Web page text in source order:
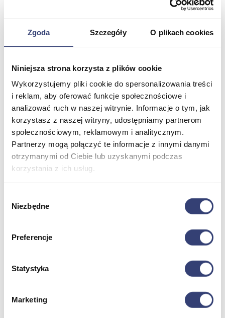
Zgoda Szczegóły O plikach cookies
Niniejsza strona korzysta z plików cookie
Wykorzystujemy pliki cookie do spersonalizowania treści
i reklam, aby oferować funkcje społecznościowe i
analizować ruch w naszej witrynie. Informacje o tym, jak
korzystasz z naszej witryny, udostępniamy partnerom
społecznościowym, reklamowym i analitycznym.
Partnerzy mogą połączyć te informacje z innymi danymi
otrzymanymi od Ciebie lub uzyskanymi podczas
korzystania z ich usług.
zgody
Niezbędne
Preferencje
Statystyka
Marketing
Wróć
Fotele do masażu
Zdrowie i uroda
Dofinansowania
Wróć
Dofinansowania
Zobacz wszystko
Wróć
Robot rehabilitacyjny ROBERT®
Dla stomatologów
Poznaj Hasmed
Nasze marki